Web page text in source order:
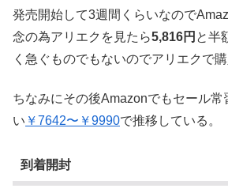
発売開始して3週間くらいなので
念の為アリエクを見たら5,816円 と半
く急ぐものでもないのでアリエクで購
ちなみにその後Amazonでもセール常
い ￥7642〜￥9990で推移している。
到着開封